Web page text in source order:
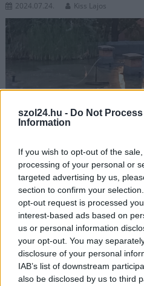
szol24.hu - Do Not
Information
If you wish to opt-out of the
processing of your personal or
targeted advertising by us,
section to confirm your
opt-out request is processed
interest-based ads based on
us or personal information
your opt-out. You may
disclosure of your personal
IAB’s list of downstream
also be disclosed by us to third
2024.07.24. Kiss Lajos
Ady Endre úton.
TOVÁBB OLVASOM
Szolnok ady endre út épület ,
,tavacska,tető
Tűz ütött ki Szolnokon,
nádas több helyen is